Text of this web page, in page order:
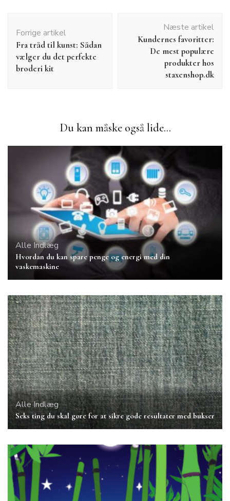
Forrige artikel
Fra tråd til kunst: Sådan
vælger du det perfekte
broderi kit
Næste artikel
Kundernes favoritter:
De mest populære
produkter hos
staxenshop.dk
Du kan måske også lide...
Alle Indlæg
Hvordan du kan spare penge og energi med din
vaskemaskine
Alle Indlæg
Seks ting du skal gøre for at sikre gode resultater med bukser